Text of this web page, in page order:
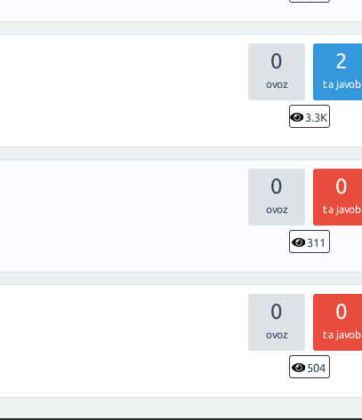
0 2
ta javob
3.3K
0 0
ta javob
311
0 0
ta javob
504